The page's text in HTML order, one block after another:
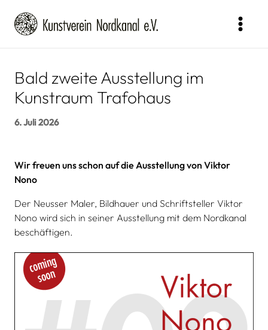
Inhalt
springen
Bald zweite Ausstellung im
Kunstraum Trafohaus
6. Juli 2026
Wir freuen uns schon auf die Ausstellung von Viktor
Nono
Der Neusser Maler, Bildhauer und Schriftsteller Viktor
Nono wird sich in seiner Ausstellung mit dem Nordkanal
beschäftigen.